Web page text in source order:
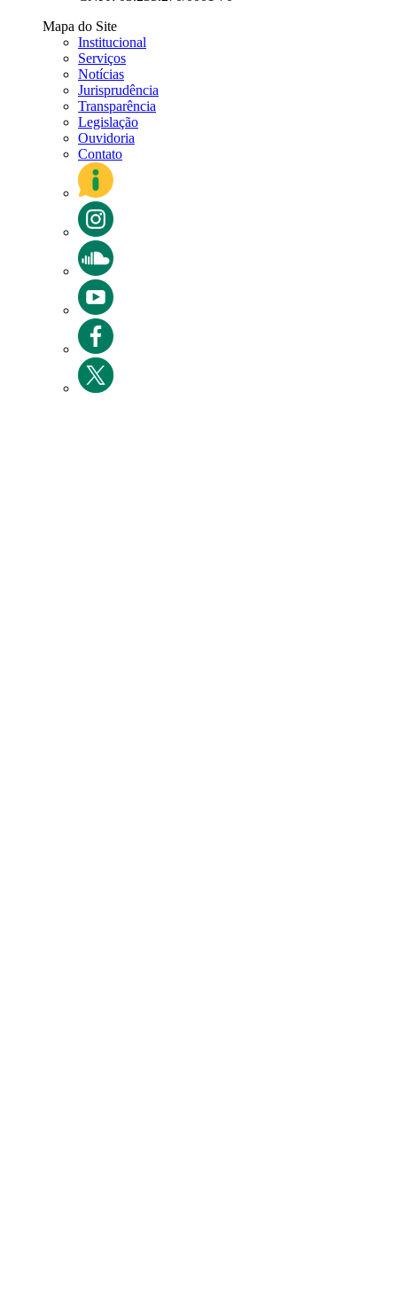
Mapa do Site
Institucional
Serviços
Notícias
Jurisprudência
Transparência
Legislação
Ouvidoria
Contato